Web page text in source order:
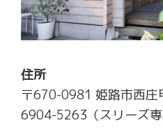
住所
〒670-0981 姫路市西
6904-5263（スリーズ専